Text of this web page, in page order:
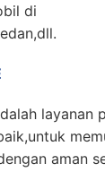
di
layanan
aman